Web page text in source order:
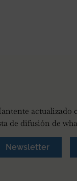
actualizado
de difusión de
Newsletter